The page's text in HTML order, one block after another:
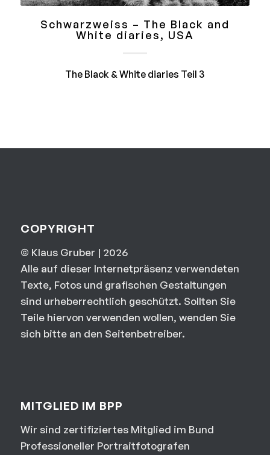
Schwarzweiss – The Black and
White diaries, USA
The Black & White diaries Teil 3
COPYRIGHT
© Klaus Gruber | 2026
Alle auf dieser Internetpräsenz verwendeten
Texte, Fotos und grafischen Gestaltungen
sind urheberrechtlich geschützt. Sollten Sie
Teile hiervon verwenden wollen, wenden Sie
sich bitte an den Seitenbetreiber.
MITGLIED IM BPP
Wir sind zertifiziertes Mitglied im Bund
Professioneller Portraitfotografen